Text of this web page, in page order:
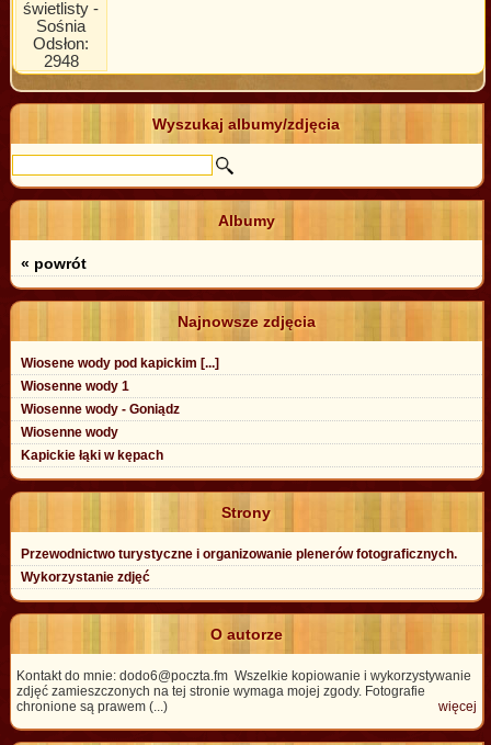
świetlisty -
Sośnia
Odsłon:
2948
Wyszukaj albumy/zdjęcia
Albumy
« powrót
Najnowsze zdjęcia
Wiosene wody pod kapickim [...]
Wiosenne wody 1
Wiosenne wody - Goniądz
Wiosenne wody
Kapickie łąki w kępach
Strony
Przewodnictwo turystyczne i organizowanie plenerów fotograficznych.
Wykorzystanie zdjęć
O autorze
Kontakt do mnie: dodo6@poczta.fm Wszelkie kopiowanie i wykorzystywanie
zdjęć zamieszczonych na tej stronie wymaga mojej zgody. Fotografie
chronione są prawem (...)
więcej